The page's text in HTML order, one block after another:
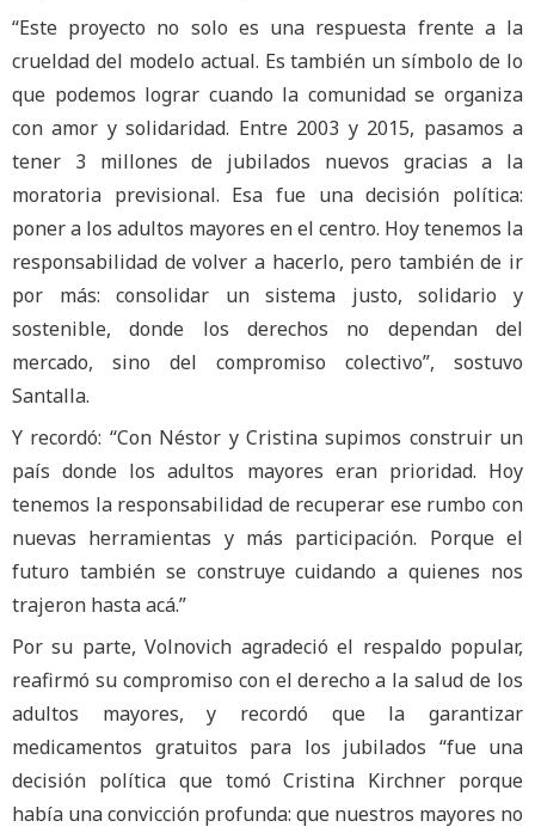
“Este proyecto no solo es una respuesta frente a la
crueldad del modelo actual. Es también un símbolo de lo
que podemos lograr cuando la comunidad se organiza
con amor y solidaridad. Entre 2003 y 2015, pasamos a
tener 3 millones de jubilados nuevos gracias a la
moratoria previsional. Esa fue una decisión política:
poner a los adultos mayores en el centro. Hoy tenemos la
responsabilidad de volver a hacerlo, pero también de ir
por más: consolidar un sistema justo, solidario y
sostenible, donde los derechos no dependan del
mercado, sino del compromiso colectivo”, sostuvo
Santalla.
Y recordó: “Con Néstor y Cristina supimos construir un
país donde los adultos mayores eran prioridad. Hoy
tenemos la responsabilidad de recuperar ese rumbo con
nuevas herramientas y más participación. Porque el
futuro también se construye cuidando a quienes nos
trajeron hasta acá.”
Por su parte, Volnovich agradeció el respaldo popular,
reafirmó su compromiso con el derecho a la salud de los
adultos mayores, y recordó que la garantizar
medicamentos gratuitos para los jubilados “fue una
decisión política que tomó Cristina Kirchner porque
había una convicción profunda: que nuestros mayores no